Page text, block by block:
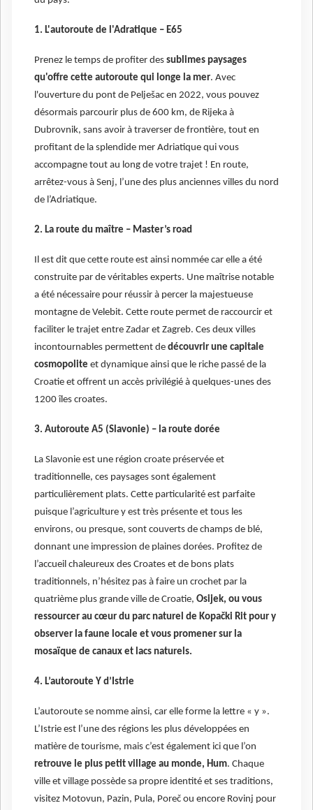
1. L'autoroute de l'Adratique – E65
Prenez le temps de profiter des sublimes paysages
qu'offre cette autoroute qui longe la mer. Avec
l'ouverture du pont de Pelješac en 2022, vous pouvez
désormais parcourir plus de 600 km, de Rijeka à
Dubrovnik, sans avoir à traverser de frontière, tout en
profitant de la splendide mer Adriatique qui vous
accompagne tout au long de votre trajet ! En route,
arrêtez-vous à Senj, l’une des plus anciennes villes du nord
de l’Adriatique.
2. La route du maître – Master’s road
Il est dit que cette route est ainsi nommée car elle a été
construite par de véritables experts. Une maîtrise notable
a été nécessaire pour réussir à percer la majestueuse
montagne de Velebit. Cette route permet de raccourcir et
faciliter le trajet entre Zadar et Zagreb. Ces deux villes
incontournables permettent de découvrir une capitale
cosmopolite et dynamique ainsi que le riche passé de la
Croatie et offrent un accès privilégié à quelques-unes des
1200 îles croates.
3. Autoroute A5 (Slavonie) – la route dorée
La Slavonie est une région croate préservée et
traditionnelle, ces paysages sont également
particulièrement plats. Cette particularité est parfaite
puisque l’agriculture y est très présente et tous les
environs, ou presque, sont couverts de champs de blé,
donnant une impression de plaines dorées. Profitez de
l’accueil chaleureux des Croates et de bons plats
traditionnels, n’hésitez pas à faire un crochet par la
quatrième plus grande ville de Croatie, Osijek, ou vous
ressourcer au cœur du parc naturel de Kopački Rit pour y
observer la faune locale et vous promener sur la
mosaïque de canaux et lacs naturels.
4. L’autoroute Y d’Istrie
L’autoroute se nomme ainsi, car elle forme la lettre « y ».
L’Istrie est l’une des régions les plus développées en
matière de tourisme, mais c’est également ici que l’on
retrouve le plus petit village au monde, Hum. Chaque
ville et village possède sa propre identité et ses traditions,
visitez Motovun, Pazin, Pula, Poreč ou encore Rovinj pour